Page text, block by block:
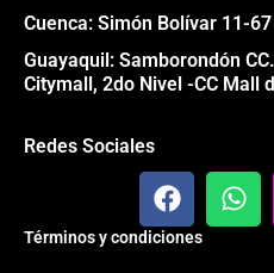
Cuenca: Simón Bolívar 11-
Guayaquil: Samborondón
Citymall, 2do Nivel -CC Mall
Redes Sociales
F
a
c
W
h
a
Términos y condiciones